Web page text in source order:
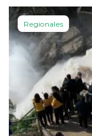
Regionales